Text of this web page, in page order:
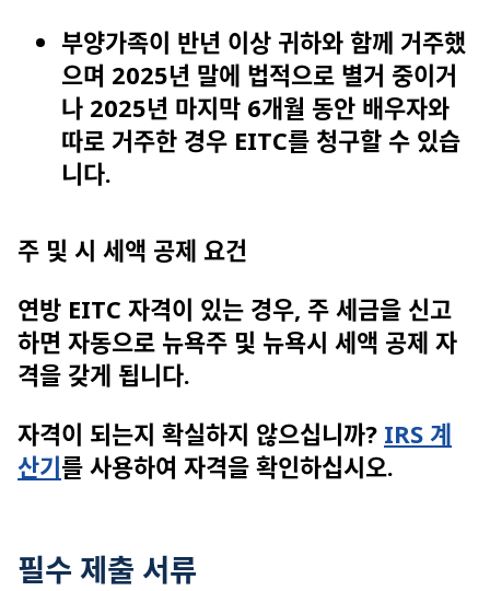
부양가족이 반년 이상 귀하와 함께 거주했
으며 2025년 말에 법적으로 별거 중이거
나 2025년 마지막 6개월 동안 배우자와
따로 거주한 경우 EITC를 청구할 수 있습
니다.
주 및 시 세액 공제 요건
연방 EITC 자격이 있는 경우, 주 세금을 신고
하면 자동으로 뉴욕주 및 뉴욕시 세액 공제 자
격을 갖게 됩니다.
자격이 되는지 확실하지 않으십니까? IRS 계
산기를 사용하여 자격을 확인하십시오.
필수 제출 서류